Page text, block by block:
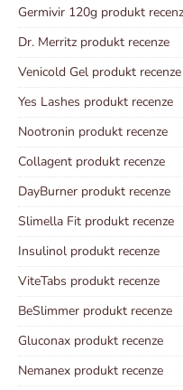
Germivir 120g produkt
Dr. Merritz produkt recenze
Venicold Gel produkt recenze
Yes Lashes produkt recenze
Nootronin produkt recenze
Collagent produkt recenze
DayBurner produkt recenze
Slimella Fit produkt recenze
Insulinol produkt recenze
ViteTabs produkt recenze
BeSlimmer produkt recenze
Gluconax produkt recenze
Nemanex produkt recenze